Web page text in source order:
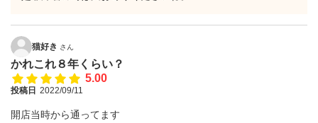
猫好き さん
かれこれ８年くらい？
5.00
投稿日 2022/09/11
開店当時から通ってます